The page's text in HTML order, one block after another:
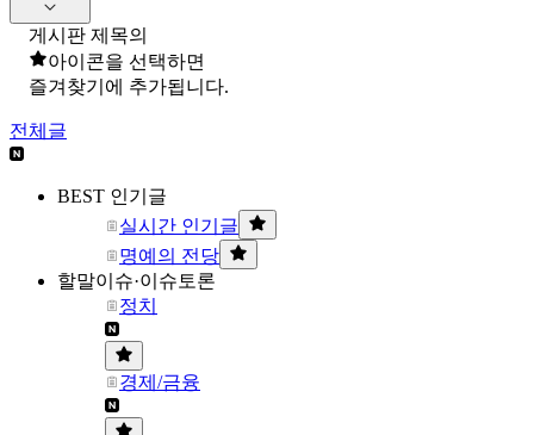
게시판 제목의
아이콘을 선택하면
즐겨찾기에 추가됩니다.
전체글
BEST 인기글
실시간 인기글
명예의 전당
할말이슈·이슈토론
정치
경제/금융